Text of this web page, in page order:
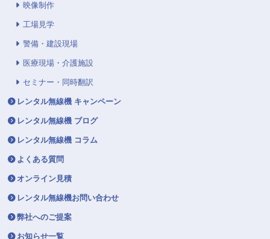
映像制作
工場見学
警備・建設現場
医療現場・介護施設
セミナー・同時翻訳
レンタル無線機 キャンペーン
レンタル無線機 ブログ
レンタル無線機 コラム
よくある質問
オンライン見積
レンタル無線機お問い合わせ
弊社へのご提案
お知らせ一覧